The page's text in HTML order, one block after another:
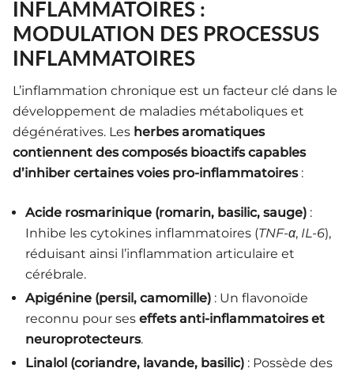
INFLAMMATOIRES :
MODULATION DES PROCESSUS
INFLAMMATOIRES
L’inflammation chronique est un facteur clé dans le
développement de maladies métaboliques et
dégénératives. Les herbes aromatiques
contiennent des composés bioactifs capables
d’inhiber certaines voies pro-inflammatoires:
Acide rosmarinique (romarin, basilic, sauge) :
Inhibe les cytokines inflammatoires (TNF-α, IL-6),
réduisant ainsi l’inflammation articulaire et
cérébrale.
Apigénine (persil, camomille) : Un flavonoïde
reconnu pour ses effets anti-inflammatoires et
neuroprotecteurs.
Linalol (coriandre, lavande, basilic) : Possède des